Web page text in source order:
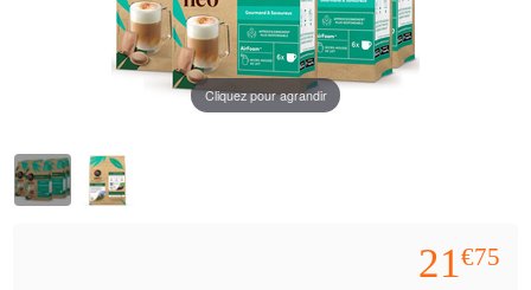
Cliquez pour agrandir
21€75